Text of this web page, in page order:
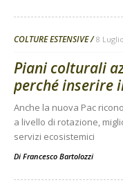
COLTURE ESTENSIVE 8
Piani colturali
perché inserire
Anche la nuova Pac
a livello di rotazione,
servizi ecosistemici
Di Francesco Bartolozzi